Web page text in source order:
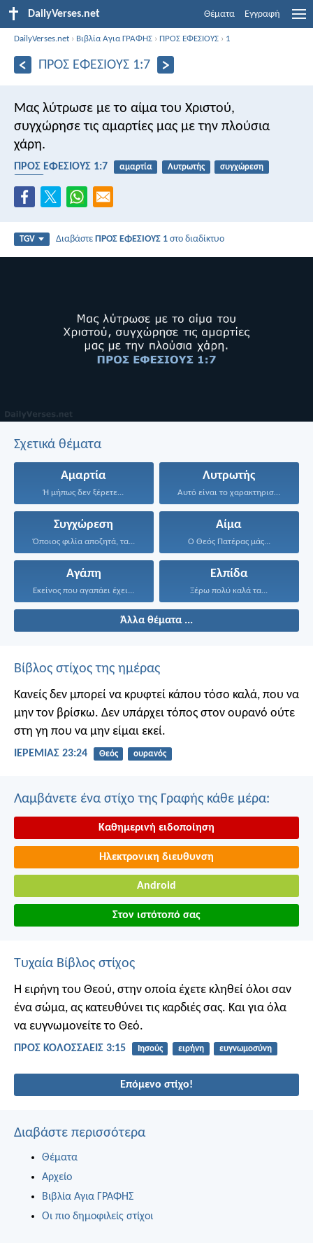
DailyVerses.net Θέματα Εγγραφή
DailyVerses.net › Βιβλία Αγια ΓΡΑΦΗΣ › ΠΡΟΣ ΕΦΕΣΙΟΥΣ › 1
ΠΡΟΣ ΕΦΕΣΙΟΥΣ 1:7
Μας λύτρωσε με το αίμα του Χριστού,
συγχώρησε τις αμαρτίες μας με την πλούσια
χάρη.
ΠΡΟΣ ΕΦΕΣΙΟΥΣ 1:7 αμαρτία Λυτρωτής
συγχώρεση
TGV ΔιαβάστεΠΡΟΣ ΕΦΕΣΙΟΥΣ 1 στο διαδίκτυο
Σχετικά θέματα
Αμαρτία
Ή μήπως δεν ξέρετε...
Λυτρωτής
Αυτό είναι το χαρακτηριστικό...
Συγχώρεση
Όποιος φιλία αποζητά, τα...
Αίμα
Ο Θεός Πατέρας μάς...
Αγάπη
Εκείνος που αγαπάει έχει...
Ελπίδα
Ξέρω πολύ καλά τα...
Άλλα θέματα ...
Βίβλος στίχος της ημέρας
Κανείς δεν μπορεί να κρυφτεί κάπου τόσο καλά, που να
μην τον βρίσκω. Δεν υπάρχει τόπος στον ουρανό ούτε
στη γη που να μην είμαι εκεί.
ΙΕΡΕΜΙΑΣ 23:24 Θεός ουρανός
Λαμβάνετε ένα στίχο της Γραφής κάθε μέρα:
Καθημερινή ειδοποίηση
Ηλεκτρονικη διευθυνση
Android
Στον ιστότοπό σας
Τυχαία Βίβλος στίχος
Η ειρήνη του Θεού, στην οποία έχετε κληθεί όλοι σαν
ένα σώμα, ας κατευθύνει τις καρδιές σας. Και για όλα
να ευγνωμονείτε το Θεό.
ΠΡΟΣ ΚΟΛΟΣΣΑΕΙΣ 3:15 Ιησούς ειρήνη ευγνωμοσύνη
Επόμενο στίχο!
Διαβάστε περισσότερα
Θέματα
Αρχείο
Βιβλία Αγια ΓΡΑΦΗΣ
Οι πιο δημοφιλείς στίχοι